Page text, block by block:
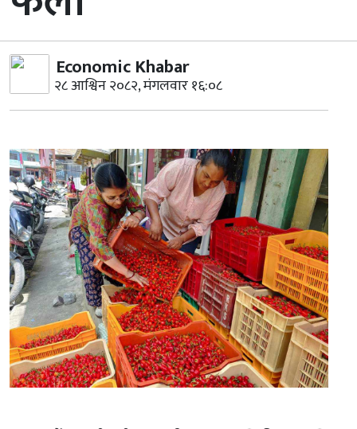
Economic Khabar
२८ आश्विन २०८२, मंगलवार १६:०८